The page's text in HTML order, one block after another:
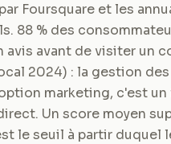
Foursquare et les
88 % des
avis avant de visiter un
2024) : la gestion
marketing, c'est
Un score moyen
le seuil à partir duquel